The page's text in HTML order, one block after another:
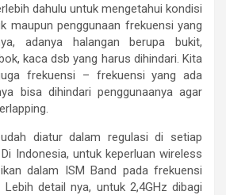
dahulu untuk mengetahui kondisi
maupun penggunaan frekuensi yang
adanya halangan berupa bukit,
kaca dsb yang harus dihindari. Kita
frekuensi – frekuensi yang ada
bisa dihindari penggunaanya agar
diatur dalam regulasi di setiap
Indonesia, untuk keperluan wireless
dalam ISM Band pada frekuensi
Lebih detail nya, untuk 2,4GHz dibagi